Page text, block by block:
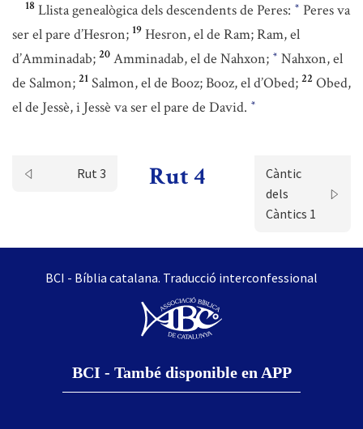
18 Llista genealògica dels descendents de Peres: * Peres va
ser el pare d’Hesron; 19 Hesron, el de Ram; Ram, el
d’Amminadab; 20 Amminadab, el de Nahxon; * Nahxon, el
de Salmon; 21 Salmon, el de Booz; Booz, el d’Obed; 22 Obed,
el de Jessè, i Jessè va ser el pare de David. *
Rut 3 Rut 4
Càntic
dels
Càntics 1
BCI - Bíblia catalana. Traducció interconfessional
BCI - També disponible en APP